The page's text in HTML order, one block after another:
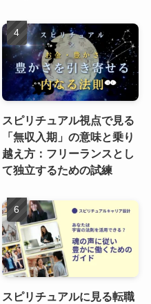
スピリチュアル視点で見る
「無収入期」の意味と乗り
越え方：フリーランスとし
て独立するための試練
スピリチュアルに見る転職